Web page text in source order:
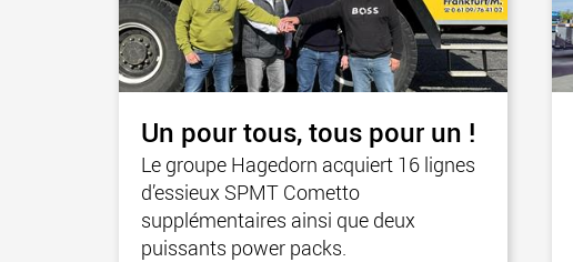
Un pour tous, tous pour un !
Le groupe Hagedorn acquiert 16 lignes
d’essieux SPMT Cometto
supplémentaires ainsi que deux
puissants power packs.